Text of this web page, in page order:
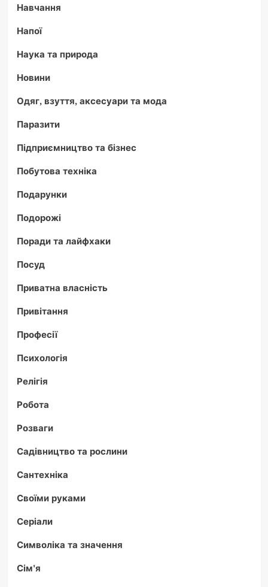
Навчання
Напої
Наука та природа
Новини
Одяг, взуття, аксесуари та мода
Паразити
Підприємництво та бізнес
Побутова техніка
Подарунки
Подорожі
Поради та лайфхаки
Посуд
Приватна власність
Привітання
Професії
Психологія
Релігія
Робота
Розваги
Садівництво та рослини
Сантехніка
Своїми руками
Серіали
Символіка та значення
Сім'я